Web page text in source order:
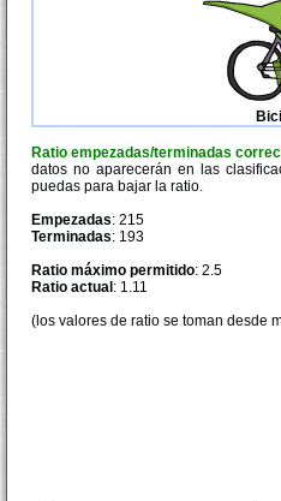
Ratio empezadas/terminadas
datos no aparecerán en las
puedas para bajar la ratio.
Empezadas: 215
Terminadas: 193
Ratio máximo permitido: 2.5
Ratio actual : 1.11
(los valores de ratio se toman desde